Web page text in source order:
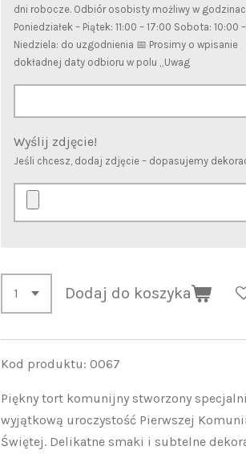
dni robocze. Odbiór osobisty możliwy w
Poniedziałek – Piątek: 11:00 – 17:00 Sobota: 10:00
Niedziela: do uzgodnienia 📅 Prosimy o wpisanie
dokładnej daty odbioru w polu „Uwag
Wyślij zdjęcie!
Jeśli chcesz, dodaj zdjęcie – dopasujemy
Dodaj do koszyka
Kod produktu: 0067
Piękny tort komunijny stworzony
wyjątkową uroczystość Pierwszej Komunii
Świętej. Delikatne smaki i subtelne